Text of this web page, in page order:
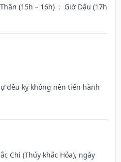
(15h – 16h) ; Giờ Dậu (17h
đều kỵ không nên tiến hành
Chi (Thủy khắc Hỏa), ngày